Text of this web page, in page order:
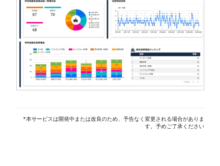
*本サービスは開発中または改良のため、予告なく変更される場合がありま
す。予めご了承ください